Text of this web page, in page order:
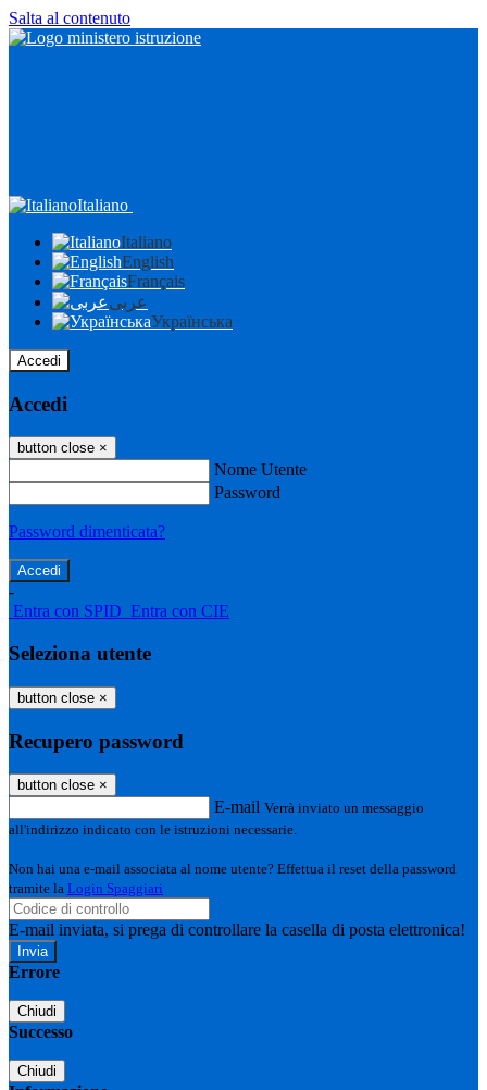
Salta al contenuto
Italiano
Italiano
English
Français
عربى
Українська
Accedi
Accedi
button close ×
Nome Utente
Password
Password dimenticata?
-
Entra con SPID Entra con CIE
Seleziona utente
button close ×
Recupero password
button close ×
E-mail Verrà inviato un messaggio
all'indirizzo indicato con le istruzioni necessarie.
Non hai una e-mail associata al nome utente? Effettua il reset della password
tramite la Login Spaggiari
E-mail inviata, si prega di controllare la casella di posta elettronica!
Errore
Chiudi
Successo
Chiudi